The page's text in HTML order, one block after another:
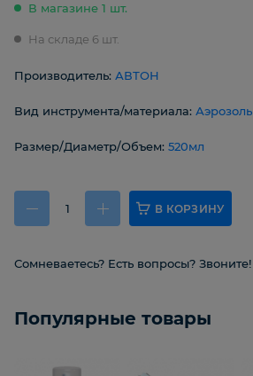
В магазине 1 шт.
На складе 6 шт.
Производитель: АВТОН
Вид инструмента/материала: Аэрозоль
Размер/Диаметр/Объем: 520мл
В КОРЗИНУ
Сомневаетесь? Есть вопросы? Звоните!
Популярные товары